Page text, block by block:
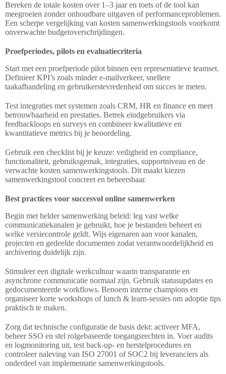
Bereken de totale kosten over 1–3 jaar en toets of de tool kan
meegroeien zonder onhoudbare uitgaven of performanceproblemen.
Een scherpe vergelijking van kosten samenwerkingstools voorkomt
onverwachte budgetoverschrijdingen.
Proefperiodes, pilots en evaluatiecriteria
Start met een proefperiode pilot binnen een representatieve teamset.
Definieer KPI’s zoals minder e-mailverkeer, snellere
taakafhandeling en gebruikerstevredenheid om succes te meten.
Test integraties met systemen zoals CRM, HR en finance en meet
betrouwbaarheid en prestaties. Betrek eindgebruikers via
feedbackloops en surveys en combineer kwalitatieve en
kwantitatieve metrics bij je beoordeling.
Gebruik een checklist bij je keuze: veiligheid en compliance,
functionaliteit, gebruiksgemak, integraties, supportniveau en de
verwachte kosten samenwerkingstools. Dit maakt kiezen
samenwerkingstool concreet en beheersbaar.
Best practices voor succesvol online samenwerken
Begin met helder samenwerking beleid: leg vast welke
communicatiekanalen je gebruikt, hoe je bestanden beheert en
welke versiecontrole geldt. Wijs eigenaren aan voor kanalen,
projecten en gedeelde documenten zodat verantwoordelijkheid en
archivering duidelijk zijn.
Stimuleer een digitale werkcultuur waarin transparantie en
asynchrone communicatie normaal zijn. Gebruik statusupdates en
gedocumenteerde workflows. Benoem interne champions en
organiseer korte workshops of lunch & learn-sessies om adoptie tips
praktisch te maken.
Zorg dat technische configuratie de basis dekt: activeer MFA,
beheer SSO en stel rolgebaseerde toegangsrechten in. Voer audits
en logmonitoring uit, test back-up- en herstelprocedures en
controleer naleving van ISO 27001 of SOC2 bij leveranciers als
onderdeel van implementatie samenwerkingstools.